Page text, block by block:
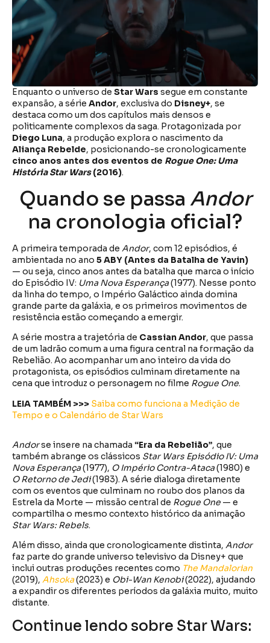
Enquanto o universo de Star Wars segue em constante
expansão, a série Andor, exclusiva do Disney+, se
destaca como um dos capítulos mais densos e
politicamente complexos da saga. Protagonizada por
Diego Luna, a produção explora o nascimento da
Aliança Rebelde, posicionando-se cronologicamente
cinco anos antes dos eventos de Rogue One: Uma
História Star Wars(2016).
Quando se passa Andor
na cronologia oficial?
A primeira temporada de Andor, com 12 episódios, é
ambientada no ano 5 ABY (Antes da Batalha de Yavin)
— ou seja, cinco anos antes da batalha que marca o início
do Episódio IV: Uma Nova Esperança(1977). Nesse ponto
da linha do tempo, o Império Galáctico ainda domina
grande parte da galáxia, e os primeiros movimentos de
resistência estão começando a emergir.
A série mostra a trajetória de Cassian Andor, que passa
de um ladrão comum a uma figura central na formação da
Rebelião. Ao acompanhar um ano inteiro da vida do
protagonista, os episódios culminam diretamente na
cena que introduz o personagem no filme Rogue One.
LEIA TAMBÉM >>> Saiba como funciona a Medição de
Tempo e o Calendário de Star Wars
Andorse insere na chamada “Era da Rebelião”, que
também abrange os clássicos Star Wars Episódio IV: Uma
Nova Esperança(1977), O Império Contra-Ataca(1980) e
O Retorno de Jedi(1983). A série dialoga diretamente
com os eventos que culminam no roubo dos planos da
Estrela da Morte — missão central de Rogue One — e
compartilha o mesmo contexto histórico da animação
Star Wars: Rebels.
Além disso, ainda que cronologicamente distinta, Andor
faz parte do grande universo televisivo da Disney+ que
inclui outras produções recentes como The Mandalorian
(2019), Ahsoka(2023) e Obi-Wan Kenobi(2022), ajudando
a expandir os diferentes períodos da galáxia muito, muito
distante.
Continue lendo sobre Star Wars: